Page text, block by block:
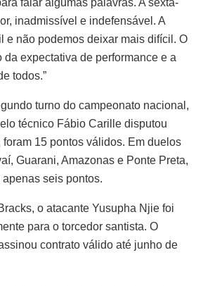
falar algumas palavras. A sexta-
inadmissível e indefensável. A
e não podemos deixar mais difícil. O
da expectativa de performance e a
todos.”
turno do campeonato nacional,
técnico Fábio Carille disputou
15 pontos válidos. Em duelos
Guarani, Amazonas e Ponte Preta,
seis pontos.
o atacante Yusupha Njie foi
para o torcedor santista. O
contrato válido até junho de